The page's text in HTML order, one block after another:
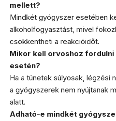
mellett?
Mindkét gyógyszer esetében
alkoholfogyasztást, mivel
csökkentheti a reakcióidőt.
Mikor kell orvoshoz
esetén?
Ha a tünetek súlyosak, légzési
a gyógyszerek nem nyújtanak
alatt.
Adható-e mindkét